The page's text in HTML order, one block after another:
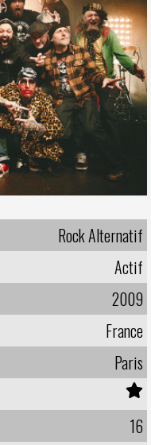
Rock Alternatif
Actif
2009
France
Paris
16